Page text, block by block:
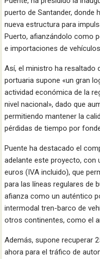
puerto de Santander, donde
nueva estructura para
Puerto, afianzándolo como
e importaciones de
Así, el ministro ha resaltado
portuaria supone «un gran
actividad económica de la
nivel nacional», dado que
permitiendo mantener la
pérdidas de tiempo por
Puente ha destacado el
adelante este proyecto, con
euros (IVA incluido), que
para las líneas regulares de
afianza como un auténtico
intermodal tren-barco de
otros continentes, como el
Además, supone recuperar
ahora para el tráfico de